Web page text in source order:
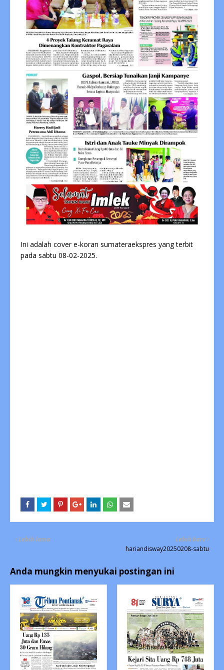
Ini adalah cover e-koran sumateraekspres yang terbit
pada sabtu 08-02-2025.
Lebih baru
hariandisway20250208-sabtu
Lebih lama
Anda mungkin menyukai postingan ini